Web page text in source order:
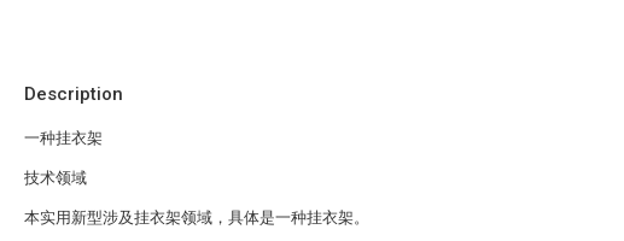
Description
一种挂衣架
技术领域
本实用新型涉及挂衣架领域，具体是一种挂衣架。